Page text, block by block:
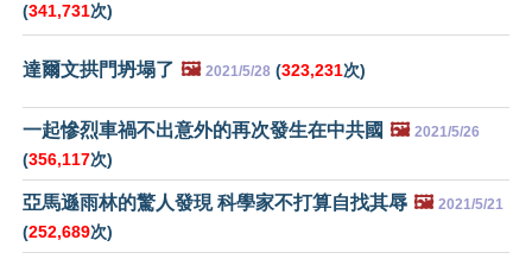
(341,731次)
達爾文拱門坍塌了 🖼️ 2021/5/28 (323,231次)
一起慘烈車禍不出意外的再次發生在中共國 🖼️ 2021/5/26
(356,117次)
亞馬遜雨林的驚人發現 科學家不打算自找其辱 🖼️ 2021/5/21
(252,689次)